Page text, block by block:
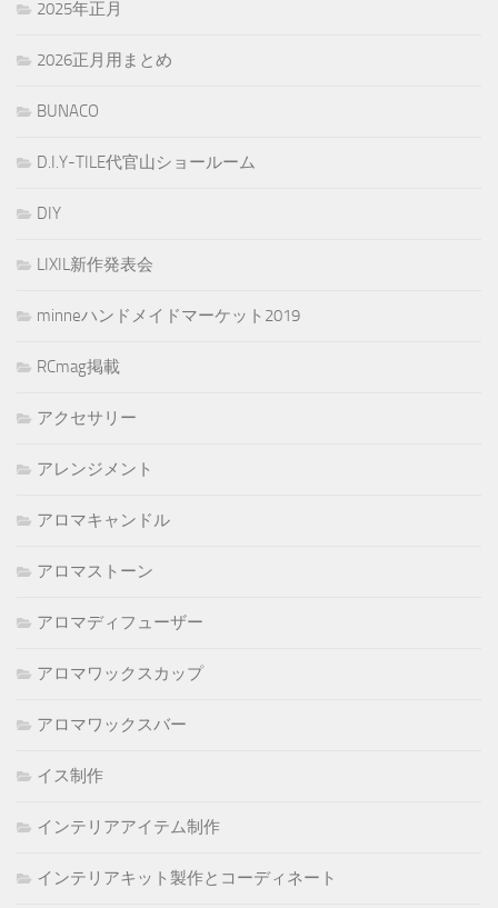
2025年正月
2026正月用まとめ
BUNACO
D.I.Y-TILE代官山ショールーム
DIY
LIXIL新作発表会
minneハンドメイドマーケット2019
RCmag掲載
アクセサリー
アレンジメント
アロマキャンドル
アロマストーン
アロマディフューザー
アロマワックスカップ
アロマワックスバー
イス制作
インテリアアイテム制作
インテリアキット製作とコーディネート